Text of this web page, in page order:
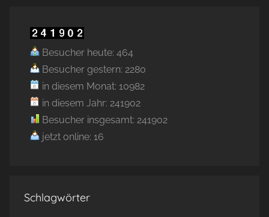
Besucher heute: 464
Besucher gestern: 2280
in diesem Monat: 10982
in diesem Jahr: 241902
Besucher insgesamt: 241902
jetzt online: 16
Schlagwörter